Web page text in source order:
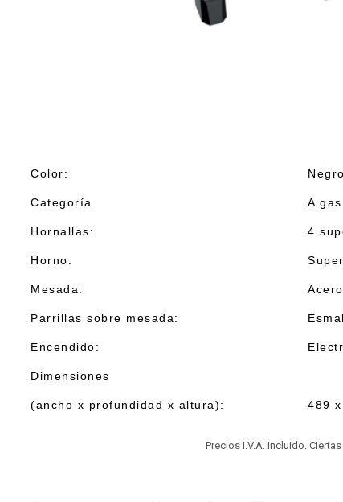
Color: Negro
Categoría A gas
Hornallas: 4
Horno:
Mesada:
Parrillas sobre mesada:
Encendido:
Dimensiones
(ancho x profundidad x altura): 489
Precios I.V.A. incluido.